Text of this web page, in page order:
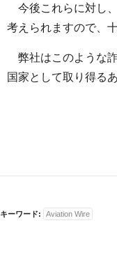
今後これらに対し
考えられますので、
弊社はこのような
国家として取り得る
キーワード: Aviation Wire